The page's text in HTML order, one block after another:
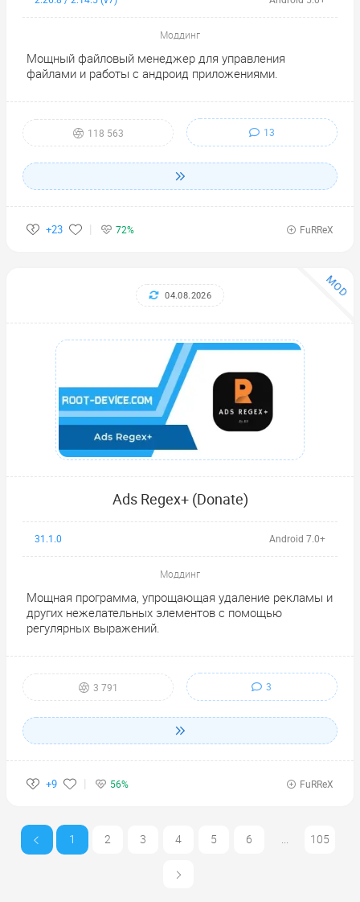
Моддинг
Мощный файловый менеджер для управления
файлами и работы с андроид приложениями.
118 563 13
+23 72% FuRReX
MOD
04.08.2026
Ads Regex+ (Donate)
31.1.0 Android 7.0+
Моддинг
Мощная программа, упрощающая удаление рекламы и
других нежелательных элементов с помощью
регулярных выражений.
3 791 3
+9 56% FuRReX
1 2 3 4 5 6 ... 105